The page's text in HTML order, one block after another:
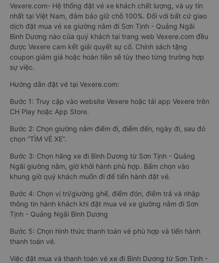
Vexere.com- Hệ thống đặt vé xe khách chất lượng, và uy tín
nhất tại Việt Nam, đảm bảo giữ chỗ 100%. Đối với bất cứ giao
dịch đặt mua vé xe giường nằm đi Sơn Tịnh - Quảng Ngãi
Bình Dương nào của quý khách tại trang web Vexere.com đều
được Vexere cam kết giải quyết sự cố. Chính sách tặng
coupon giảm giá hoặc hoàn tiền sẽ tùy theo từng trường hợp
sự việc.
Hướng dẫn đặt vé tại Vexere.com:
Bước 1: Truy cập vào website Vexere hoặc tải app Vexere trên
CH Play hoặc App Store.
Bước 2: Chọn giường nằm điểm đi, điểm đến, ngày đi, sau đó
chọn “TÌM VÉ XE”.
Bước 3: Chọn hãng xe đi Bình Dương từ Sơn Tịnh - Quảng
Ngãi giường nằm, giờ khởi hành phù hợp. Bấm chọn vào
khung giờ quý khách muốn đi để tiến hành đặt vé.
Bước 4: Chọn vị trí/giường ghế, điểm đón, điểm trả và nhập
thông tin hành khách khi đặt mua vé xe giường nằm đi Sơn
Tịnh - Quảng Ngãi Bình Dương
Bước 5: Chọn hình thức thanh toán vé phù hợp và tiến hành
thanh toán vé.
Việc đặt mua và thanh toán vé xe đi Bình Dương từ Sơn Tịnh -